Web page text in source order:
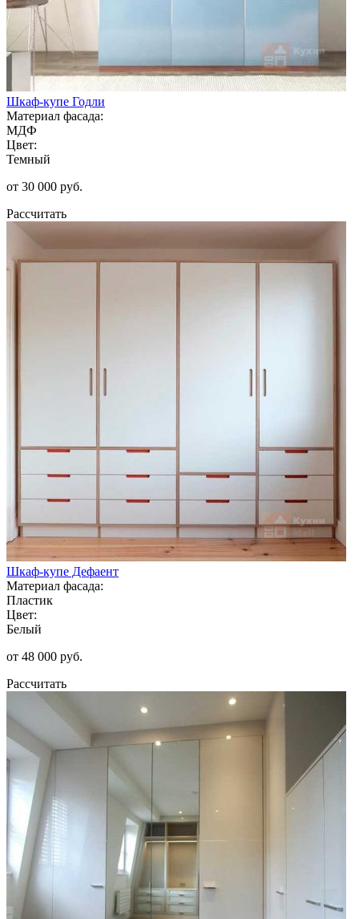
Шкаф-купе Годли
Материал фасада:
МДФ
Цвет:
Темный
от 30 000 руб.
Рассчитать
Шкаф-купе Дефаент
Материал фасада:
Пластик
Цвет:
Белый
от 48 000 руб.
Рассчитать